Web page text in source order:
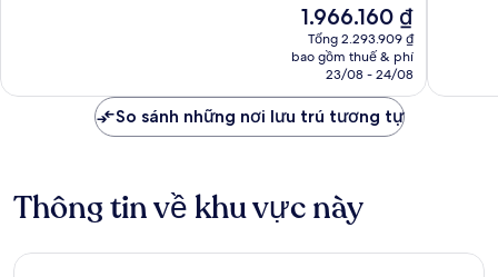
Giá
hiện
tại
1.966.160 ₫
1.966.160 ₫
Tổng 2.293.909 ₫
bao gồm thuế & phí
23/08 - 24/08
So sánh những nơi lưu trú tương tự
Thông tin về khu vực này